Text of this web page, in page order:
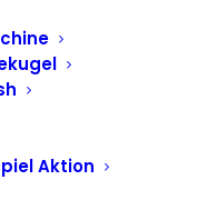
Aktion
auf
in